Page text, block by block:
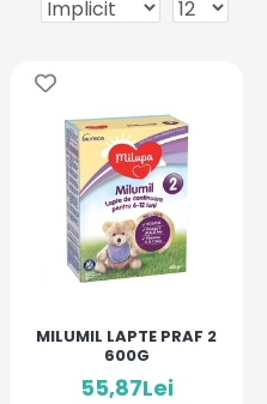
MILUMIL LAPTE PRAF 2
600G
55,87Lei